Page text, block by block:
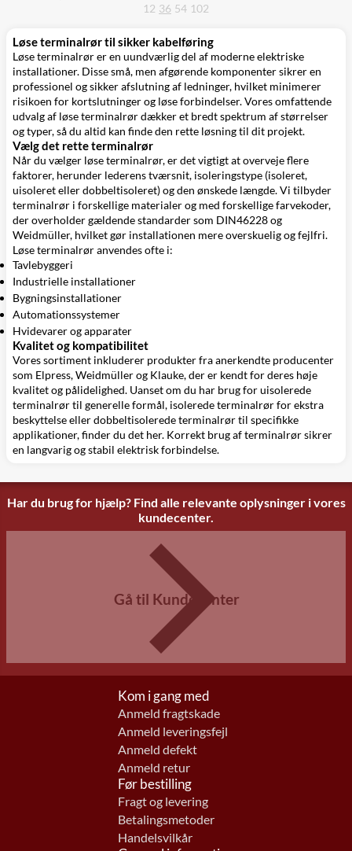
12 36 54 102
Løse terminalrør til sikker kabelføring
Løse terminalrør er en uundværlig del af moderne elektriske
installationer. Disse små, men afgørende komponenter sikrer en
professionel og sikker afslutning af ledninger, hvilket minimerer
risikoen for kortslutninger og løse forbindelser. Vores omfattende
udvalg af løse terminalrør dækker et bredt spektrum af størrelser
og typer, så du altid kan finde den rette løsning til dit projekt.
Vælg det rette terminalrør
Når du vælger løse terminalrør, er det vigtigt at overveje flere
faktorer, herunder lederens tværsnit, isoleringstype (isoleret,
uisoleret eller dobbeltisoleret) og den ønskede længde. Vi tilbyder
terminalrør i forskellige materialer og med forskellige farvekoder,
der overholder gældende standarder som DIN46228 og
Weidmüller, hvilket gør installationen mere overskuelig og fejlfri.
Løse terminalrør anvendes ofte i:
Tavlebyggeri
Industrielle installationer
Bygningsinstallationer
Automationssystemer
Hvidevarer og apparater
Kvalitet og kompatibilitet
Vores sortiment inkluderer produkter fra anerkendte producenter
som Elpress, Weidmüller og Klauke, der er kendt for deres høje
kvalitet og pålidelighed. Uanset om du har brug for uisolerede
terminalrør til generelle formål, isolerede terminalrør for ekstra
beskyttelse eller dobbeltisolerede terminalrør til specifikke
applikationer, finder du det her. Korrekt brug af terminalrør sikrer
en langvarig og stabil elektrisk forbindelse.
Har du brug for hjælp? Find alle relevante oplysninger i vores
kundecenter.
Gå til Kundecenter
Kom i gang med
Anmeld fragtskade
Anmeld leveringsfejl
Anmeld defekt
Anmeld retur
Før bestilling
Fragt og levering
Betalingsmetoder
Handelsvilkår